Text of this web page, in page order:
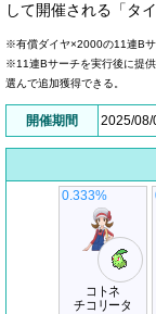
して開催される「タ
※有償ダイヤ×2000の11連Bサ
※11連Bサーチを実行後に提
選んで追加獲得できる。
開催期間 2025/08/
コトネ
チコリータ
0.333%